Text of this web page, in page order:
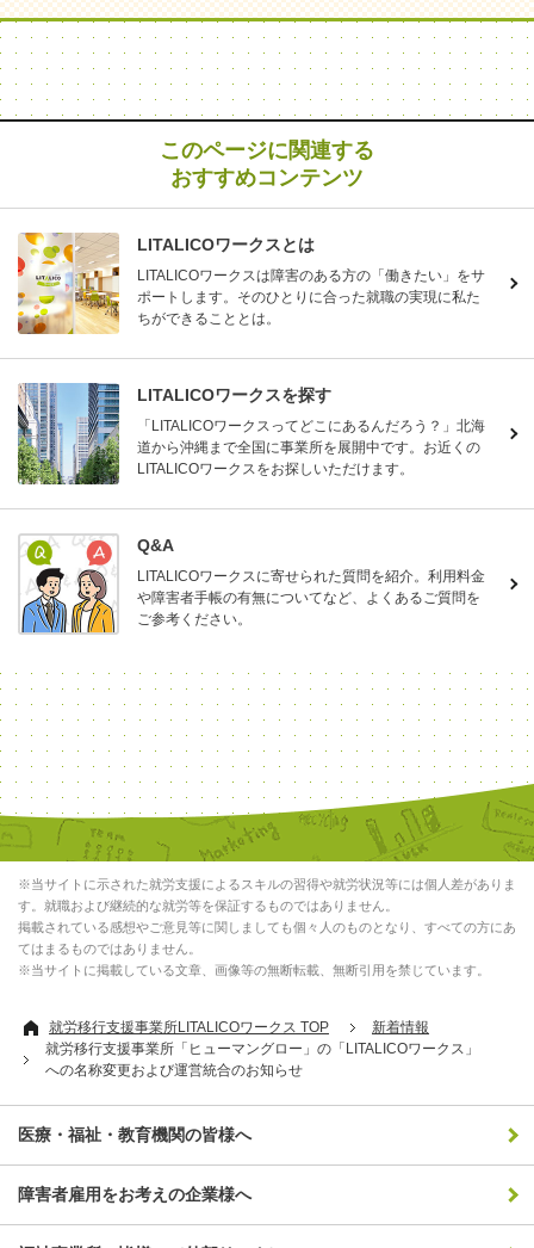
このページに関連する
おすすめコンテンツ
LITALICOワークスとは
LITALICOワークスは障害のある方の「働きたい」をサ
ポートします。そのひとりに合った就職の実現に私た
ちができることとは。
LITALICOワークスを探す
「LITALICOワークスってどこにあるんだろう？」北海
道から沖縄まで全国に事業所を展開中です。お近くの
LITALICOワークスをお探しいただけます。
Q&A
LITALICOワークスに寄せられた質問を紹介。利用料金
や障害者手帳の有無についてなど、よくあるご質問を
ご参考ください。
※当サイトに示された就労支援によるスキルの習得や就労状況等には個人差がありま
す。就職および継続的な就労等を保証するものではありません。
掲載されている感想やご意見等に関しましても個々人のものとなり、すべての方にあ
てはまるものではありません。
※当サイトに掲載している文章、画像等の無断転載、無断引用を禁じています。
就労移行支援事業所LITALICOワークス TOP
新着情報
就労移行支援事業所「ヒューマングロー」の「LITALICOワークス」
への名称変更および運営統合のお知らせ
医療・福祉・教育機関の皆様へ
障害者雇用をお考えの企業様へ